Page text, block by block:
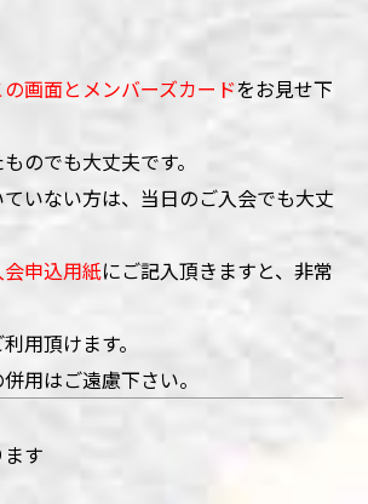
画面とメンバーズカードをお見せ下
のでも大丈夫です。
いない方は、当日のご入会でも大丈
会申込用紙にご記入頂きますと、非常
用頂けます。
用はご遠慮下さい。
す